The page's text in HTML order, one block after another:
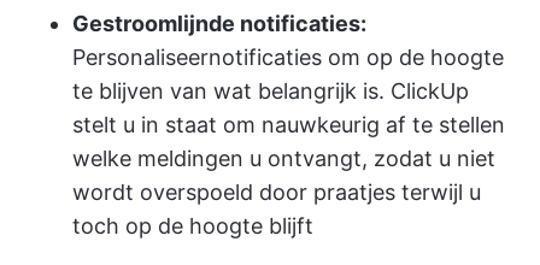
Gestroomlijnde notificaties:
Personaliseernotificaties om op de hoogte
te blijven van wat belangrijk is. ClickUp
stelt u in staat om nauwkeurig af te stellen
welke meldingen u ontvangt, zodat u niet
wordt overspoeld door praatjes terwijl u
toch op de hoogte blijft